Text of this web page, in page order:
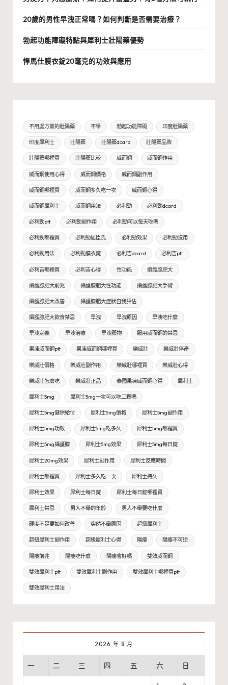
20歲的男性早洩正常嗎？如何判斷是否需要治療？
勃起功能障礙特點與犀利士壯陽藥優勢
悍馬仕膜衣錠20毫克的功效與應用
不用處方簽的壯陽藥 不舉 勃起功能障礙 印度壯陽藥
印度犀利士 壯陽藥 壯陽藥dcard 壯陽藥品牌
壯陽藥哪裡買 壯陽藥比較 威而鋼 威而鋼作用
威而鋼使用心得 威而鋼價格 威而鋼副作用
威而鋼哪裡買 威而鋼多久吃一次 威而鋼心得
威而鋼犀利士 威而鋼用法 必利勁 必利勁dcard
必利勁ptt 必利勁副作用 必利勁可以每天吃嗎
必利勁哪裡買 必利勁屈臣氏 必利勁效果 必利勁沒用
必利勁用法 必利勁膜衣錠 必利吉dcard 必利吉ptt
必利吉哪裡買 必利吉心得 性功能 攝護腺肥大
攝護腺肥大前兆 攝護腺肥大性功能 攝護腺肥大手術
攝護腺肥大改善 攝護腺肥大症狀自我評估
攝護腺肥大飲食禁忌 早洩 早洩原因 早洩吃什麼
早洩定義 早洩治療 早洩藥物 服用威而鋼的禁忌
果凍威而鋼ptt 果凍威而鋼哪裡買 樂威壯 樂威壯停產
樂威壯價格 樂威壯副作用 樂威壯哪裡買 樂威壯心得
樂威壯怎麼吃 樂威壯正品 泰國果凍威而鋼心得 犀利士
犀利士5mg 犀利士5mg一次可以吃二顆嗎
犀利士5mg健保給付 犀利士5mg價格 犀利士5mg副作用
犀利士5mg功效 犀利士5mg吃多久 犀利士5mg哪裡買
犀利士5mg攝護腺 犀利士5mg效果 犀利士5mg每日錠
犀利士20mg效果 犀利士副作用 犀利士反應時間
犀利士哪裡買 犀利士多久吃一次 犀利士持久
犀利士效果 犀利士每日錠 犀利士每日錠哪裡買
犀利士禁忌 男人不舉的年齡 男人不舉要吃什麼
硬度不足要如何改善 突然不舉原因 超級犀利士
超級犀利士副作用 超級犀利士心得 陽痿 陽痿不可逆
陽痿前兆 陽痿吃什麼 陽痿會好嗎 雙效威而鋼
雙效犀利士ptt 雙效犀利士副作用 雙效犀利士哪裡買ptt
雙效犀利士用法
2026 年 8 月
一 二 三 四 五 六 日